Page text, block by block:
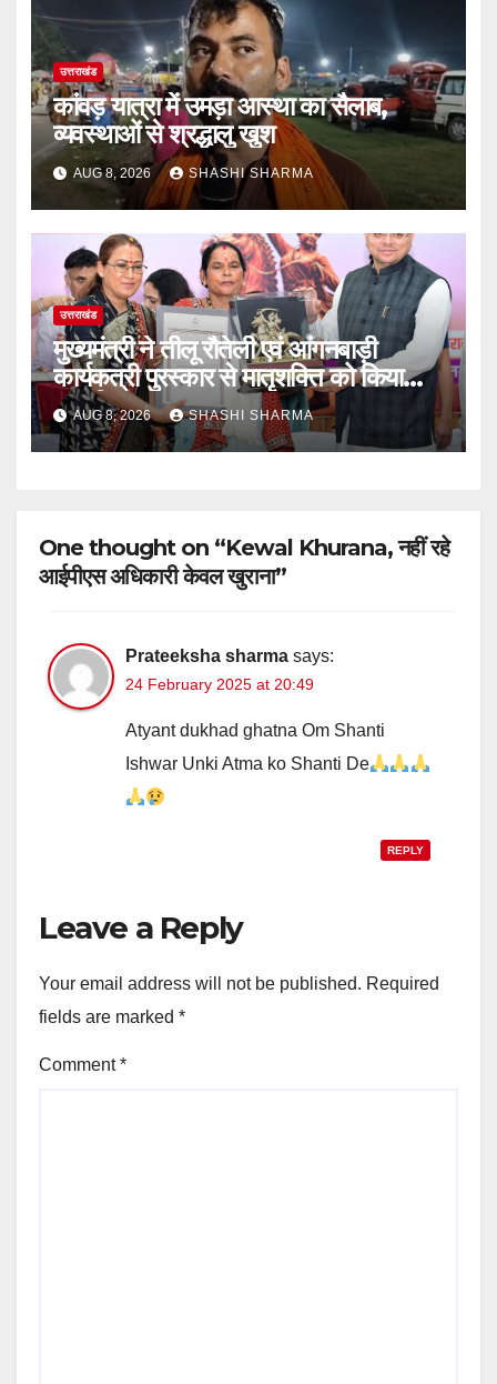
उत्तराखंड
कांवड़ यात्रा में उमड़ा आस्था का सैलाब,
व्यवस्थाओं से श्रद्धालु खुश
AUG 8, 2026 SHASHI SHARMA
उत्तराखंड
मुख्यमंत्री ने तीलू रौतेली एवं आंगनबाड़ी
कार्यकत्री पुरस्कार से मातृशक्ति को किया
सम्मानित
AUG 8, 2026 SHASHI SHARMA
One thought on “Kewal Khurana, नहीं रहे
आईपीएस अधिकारी केवल खुराना”
Prateeksha sharma says:
24 February 2025 at 20:49
Atyant dukhad ghatna Om Shanti
Ishwar Unki Atma ko Shanti De
REPLY
Leave a Reply
Your email address will not be published. Required
fields are marked *
Comment*